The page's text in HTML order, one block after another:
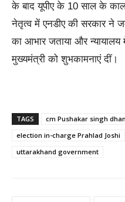
के बाद यूपीए के 10 साल के
नेतृत्व में एनडीए की सरकार ने
का आभार जताया और
मुख्यमंत्री को शुभकामनाएं दीं।
TAGS cm Pushakar singh
election in-charge Prahlad Joshi
uttarakhand government